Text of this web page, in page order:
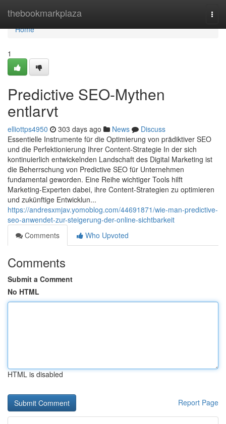
thebookmarkplaza
Home
Home
1
Predictive SEO-Mythen
entlarvt
elliottps4950 303 days ago News
Discuss
Essentielle Instrumente für die Optimierung von prädiktiver SEO
und die Perfektionierung Ihrer Content-Strategie In der sich
kontinuierlich entwickelnden Landschaft des Digital Marketing ist
die Beherrschung von Predictive SEO für Unternehmen
fundamental geworden. Eine Reihe wichtiger Tools hilft
Marketing-Experten dabei, ihre Content-Strategien zu optimieren
und zukünftige Entwicklun...
https://andresxmjav.yomoblog.com/44691871/wie-man-predictive-
seo-anwendet-zur-steigerung-der-online-sichtbarkeit
Comments
Who Upvoted
Comments
Submit a Comment
No HTML
HTML is disabled
Report Page